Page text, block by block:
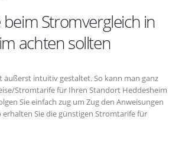
Stromvergleich in
achten sollten
äußerst intuitiv gestaltet. So kann man ganz
Stromtarife für Ihren Standort Heddesheim
Sie einfach zug um Zug den Anweisungen
erhalten Sie die günstigen Stromtarife für